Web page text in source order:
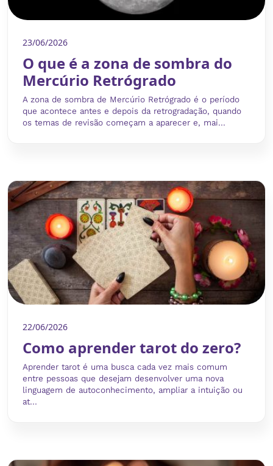
23/06/2026
O que é a zona de sombra do
Mercúrio Retrógrado
A zona de sombra de Mercúrio Retrógrado é o período
que acontece antes e depois da retrogradação, quando
os temas de revisão começam a aparecer e, mai...
22/06/2026
Como aprender tarot do zero?
Aprender tarot é uma busca cada vez mais comum
entre pessoas que desejam desenvolver uma nova
linguagem de autoconhecimento, ampliar a intuição ou
at...